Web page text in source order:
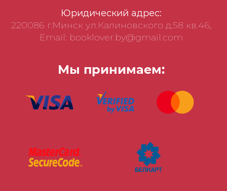
Юридический адрес:
220086 г.Минск ул.Калиновского д.58 кв.46,
Email: booklover.by@gmail.com
Мы принимаем: